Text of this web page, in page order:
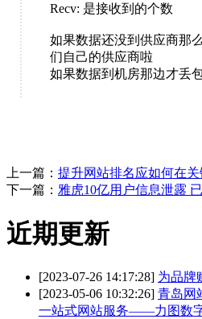
Recv: 是接收到的个数
如果数据还没到供应商那
们自己的供应商啦
如果数据到机房那边才丢
上一篇： 提升网站排名应如何在关
下一篇： 雅虎10亿用户信息泄露
近期更新
[2023-07-26 14:17:28] 为品牌
[2023-05-06 10:32:26] 青岛网
一站式网站服务——力图数